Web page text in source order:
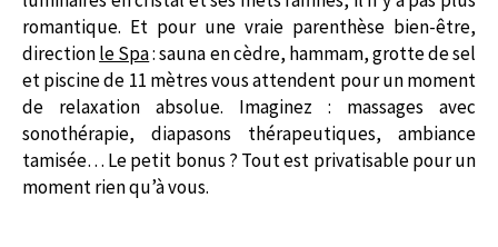
romantique. Et pour une vraie parenthèse bien-être,
directionle Spa: sauna en cèdre, hammam, grotte de sel
et piscine de 11 mètres vous attendent pour un moment
de relaxation absolue. Imaginez : massages avec
sonothérapie, diapasons thérapeutiques, ambiance
tamisée… Le petit bonus ? Tout est privatisable pour un
moment rien qu’à vous.